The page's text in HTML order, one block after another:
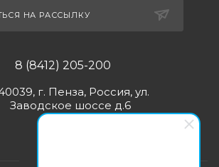
НА РАССЫЛКУ
8 (8412) 205-200
г. Пенза, Россия, ул.
Заводское шоссе д.6